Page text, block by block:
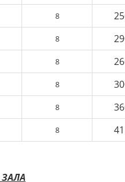
8
8
8
8
8
8